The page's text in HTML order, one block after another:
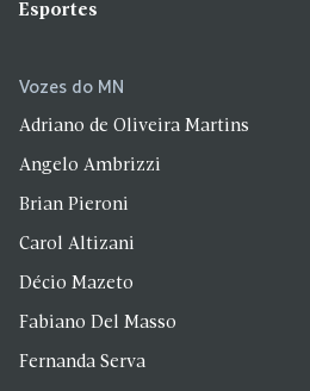
Esportes
Vozes do MN
Adriano de Oliveira Martins
Angelo Ambrizzi
Brian Pieroni
Carol Altizani
Décio Mazeto
Fabiano Del Masso
Fernanda Serva